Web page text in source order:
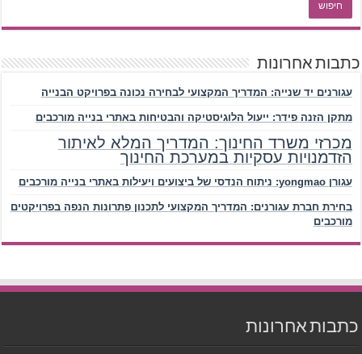
כתבות אחרונות
עגורנים יד שנייה: המדריך המקצועי לבחירה נכונה בפרויקט הבנייה
מתקן הזנה פידר: ייעול הלוגיסטיקה והבטיחות באתרי בנייה מורכבים
מכרזי משרד החינוך: המדריך המלא לאיתור
הזדמנויות עסקיות במערכת החינוך
עגורן yongmao: ניתוח הנדסי של ביצועים ויעילות באתרי בנייה מורכבים
בחירת חברת עגורנים: המדריך המקצועי לתכנון פתרונות הנפה בפרויקטים
מורכבים
כתבות אחרונות